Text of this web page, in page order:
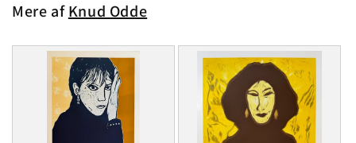
Mere afKnud Odde